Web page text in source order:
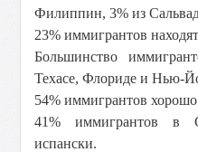
Филиппин, 3% из
23% иммигрантов
Большинство
Техасе, Флориде и Нью-
54% иммигрантов
41% иммигрантов
испански.